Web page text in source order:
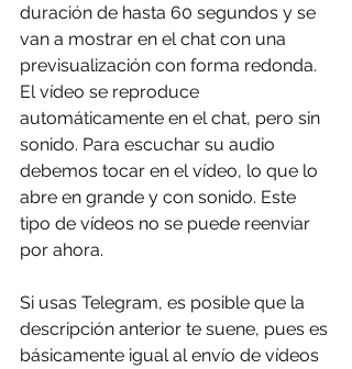
duración de hasta 60 segundos y se
van a mostrar en el chat con una
previsualización con forma redonda.
El vídeo se reproduce
automáticamente en el chat, pero sin
sonido. Para escuchar su audio
debemos tocar en el vídeo, lo que lo
abre en grande y con sonido. Este
tipo de vídeos no se puede reenviar
por ahora.
Si usas Telegram, es posible que la
descripción anterior te suene, pues es
básicamente igual al envío de vídeos